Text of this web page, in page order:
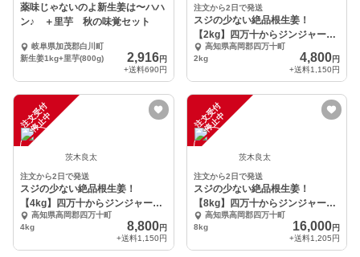
薬味じゃないのよ新生姜は〜ハハ
ン♪ ＋里芋 秋の味覚セット
岐阜県加茂郡白川町
新生姜1kg+里芋(800g)
2,916円
+送料690円
注文から2日で発送
スジの少ない絶品根生姜！
【2kg】四万十からジンジャーマ
ンがお届けします！
高知県高岡郡四万十町
2kg
4,800円
+送料1,150円
注
文
受
付
停
止
中
茨木良太
注文から2日で発送
スジの少ない絶品根生姜！
【4kg】四万十からジンジャーマ
ンがお届けします！
高知県高岡郡四万十町
4kg
8,800円
+送料1,150円
注
文
受
付
停
止
中
茨木良太
注文から2日で発送
スジの少ない絶品根生姜！
【8kg】四万十からジンジャーマ
ンがお届けします！
高知県高岡郡四万十町
8kg
16,000円
+送料1,205円